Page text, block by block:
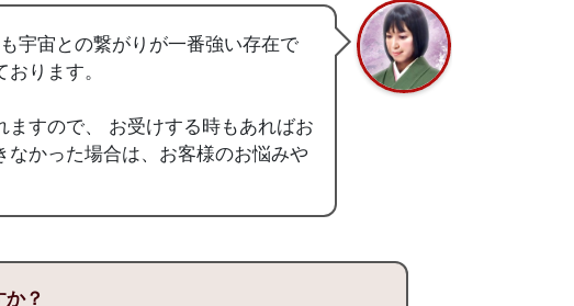
宇宙との繋がりが一番強い存在で
ります。
すので、 お受けする時もあればお
かった場合は、お客様のお悩みや
？